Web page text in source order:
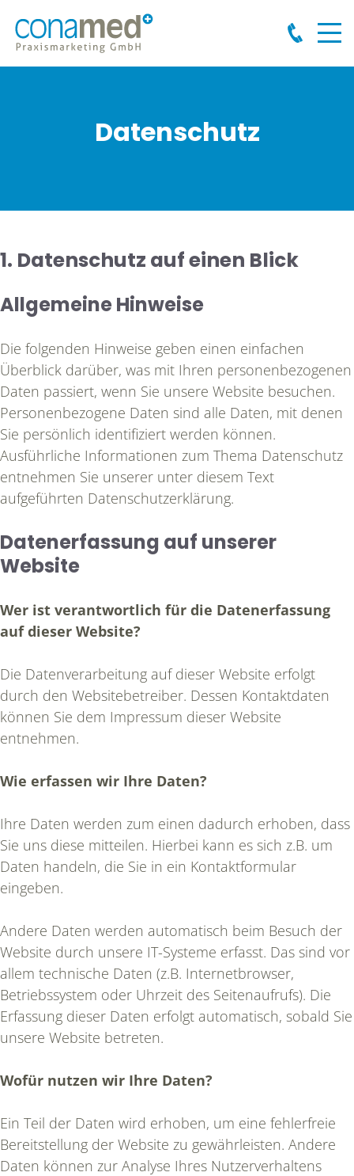
Datenschutz
1. Datenschutz auf einen Blick
Allgemeine Hinweise
Die folgenden Hinweise geben einen einfachen
Überblick darüber, was mit Ihren personenbezogenen
Daten passiert, wenn Sie unsere Website besuchen.
Personenbezogene Daten sind alle Daten, mit denen
Sie persönlich identifiziert werden können.
Ausführliche Informationen zum Thema Datenschutz
entnehmen Sie unserer unter diesem Text
aufgeführten Datenschutzerklärung.
Datenerfassung auf unserer
Website
Wer ist verantwortlich für die Datenerfassung
auf dieser Website?
Die Datenverarbeitung auf dieser Website erfolgt
durch den Websitebetreiber. Dessen Kontaktdaten
können Sie dem Impressum dieser Website
entnehmen.
Wie erfassen wir Ihre Daten?
Ihre Daten werden zum einen dadurch erhoben, dass
Sie uns diese mitteilen. Hierbei kann es sich z.B. um
Daten handeln, die Sie in ein Kontaktformular
eingeben.
Andere Daten werden automatisch beim Besuch der
Website durch unsere IT-Systeme erfasst. Das sind vor
allem technische Daten (z.B. Internetbrowser,
Betriebssystem oder Uhrzeit des Seitenaufrufs). Die
Erfassung dieser Daten erfolgt automatisch, sobald Sie
unsere Website betreten.
Wofür nutzen wir Ihre Daten?
Ein Teil der Daten wird erhoben, um eine fehlerfreie
Bereitstellung der Website zu gewährleisten. Andere
Daten können zur Analyse Ihres Nutzerverhaltens